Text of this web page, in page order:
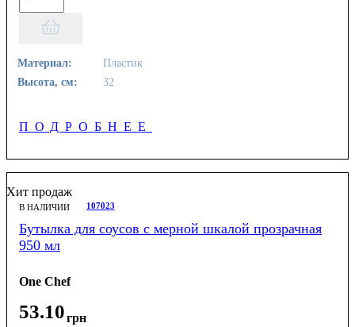
Материал:
Пластик
Высота, см:
32
ПОДРОБНЕЕ
Хит продаж
В НАЛИЧИИ 107023
Бутылка для соусов с мерной шкалой прозрачная
950 мл
One Chef
53.10грн